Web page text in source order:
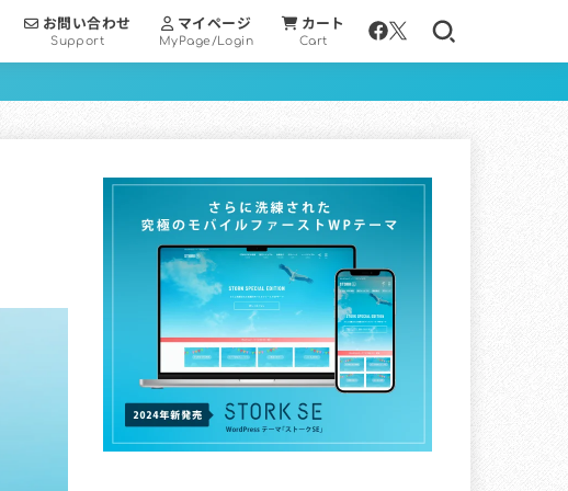
お問い合わせ
Support
マイページ
MyPage/Login
カート
Cart